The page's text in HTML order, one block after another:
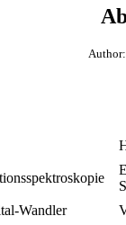
Wandler